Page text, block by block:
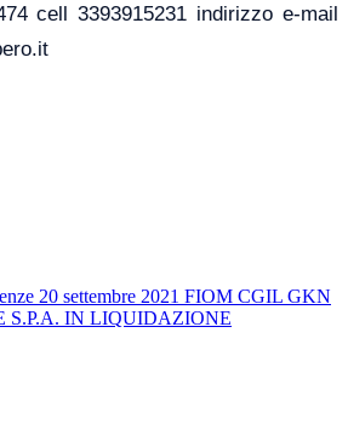
cell 3393915231 indirizzo e-mail
20 settembre 2021 FIOM CGIL GKN
S.P.A. IN LIQUIDAZIONE